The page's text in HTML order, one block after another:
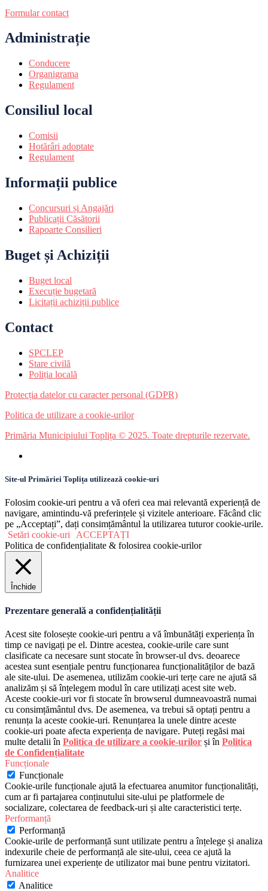
Formular contact
Administrație
Conducere
Organigrama
Regulament
Consiliul local
Comisii
Hotărâri adoptate
Regulament
Informații publice
Concursuri și Angajări
Publicații Căsătorii
Rapoarte Consilieri
Buget și Achiziții
Buget local
Execuție bugetară
Licitații achiziții publice
Contact
SPCLEP
Stare civilă
Poliția locală
Protecția datelor cu caracter personal (GDPR)
Politica de utilizare a cookie-urilor
Primăria Municipiului Toplița © 2025. Toate drepturile rezervate.
Site-ul Primăriei Toplița utilizează cookie-uri
Folosim cookie-uri pentru a vă oferi cea mai relevantă experiență de
navigare, amintindu-vă preferințele și vizitele anterioare. Făcând clic
pe „Acceptați”, dați consimțământul la utilizarea tuturor cookie-urile.
Setări cookie-uri
ACCEPTAȚI
Politica de confidențialitate & folosirea cookie-urilor
Închide
Prezentare generală a confidențialității
Acest site folosește cookie-uri pentru a vă îmbunătăți experiența în
timp ce navigați pe el. Dintre acestea, cookie-urile care sunt
clasificate ca necesare sunt stocate în browser-ul dvs. deoarece
acestea sunt esențiale pentru funcționarea funcționalităților de bază
ale site-ului. De asemenea, utilizăm cookie-uri terțe care ne ajută să
analizăm și să înțelegem modul în care utilizați acest site web.
Aceste cookie-uri vor fi stocate în browserul dumneavoastră numai
cu consimțământul dvs. De asemenea, va trebui să optați pentru a
renunța la aceste cookie-uri. Renunțarea la unele dintre aceste
cookie-uri poate afecta experiența de navigare. Puteți regăsi mai
multe detalii în Politica de utilizare a cookie-urilor și în Politica
de Confidențialitate
Funcționale
Funcționale
Cookie-urile funcționale ajută la efectuarea anumitor funcționalități,
cum ar fi partajarea conținutului site-ului pe platformele de
socializare, colectarea de feedback-uri și alte caracteristici terțe.
Performanță
Performanță
Cookie-urile de performanță sunt utilizate pentru a înțelege și analiza
indexurile cheie de performanță ale site-ului, ceea ce ajută la
furnizarea unei experiențe de utilizator mai bune pentru vizitatori.
Analitice
Analitice